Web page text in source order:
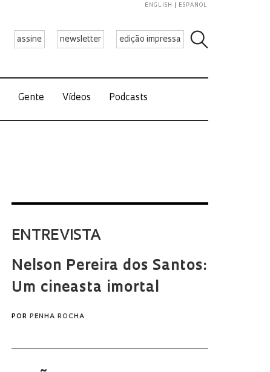
assine newsletter edição impressa
ENGLISH ESPAÑOL
Gente Vídeos Podcasts
ENTREVISTA
Nelson Pereira dos Santos:
Um cineasta imortal
POR PENHA ROCHA